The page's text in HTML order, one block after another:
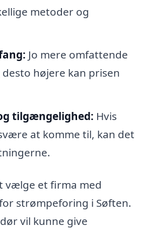
metoder og
Jo mere omfattende
højere kan prisen
tilgængelighed: Hvis
at komme til, kan det
vælge et firma med
strømpeforing i Søften.
vil kunne give